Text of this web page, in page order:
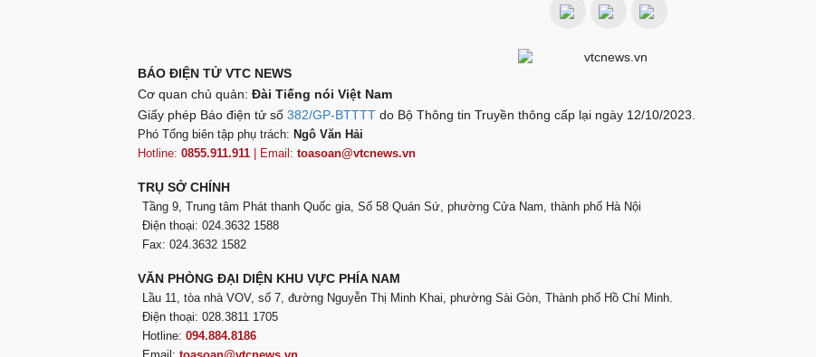
BÁO ĐIỆN TỬ VTC NEWS
Cơ quan chủ quản: Đài Tiếng nói Việt Nam
Giấy phép Báo điện tử số 382/GP-BTTTT do Bộ Thông tin Truyền thông cấp lại ngày 12/10/2023.
Phó Tổng biên tập phụ trách: Ngô Văn Hải
Hotline: 0855.911.911 | Email: toasoan@vtcnews.vn
TRỤ SỞ CHÍNH
Tầng 9, Trung tâm Phát thanh Quốc gia, Số 58 Quán Sứ, phường Cửa Nam, thành phố Hà Nội
Điện thoại: 024.3632 1588
Fax: 024.3632 1582
VĂN PHÒNG ĐẠI DIỆN KHU VỰC PHÍA NAM
Lầu 11, tòa nhà VOV, số 7, đường Nguyễn Thị Minh Khai, phường Sài Gòn, Thành phố Hồ Chí Minh.
Điện thoại: 028.3811 1705
Hotline: 094.884.8186